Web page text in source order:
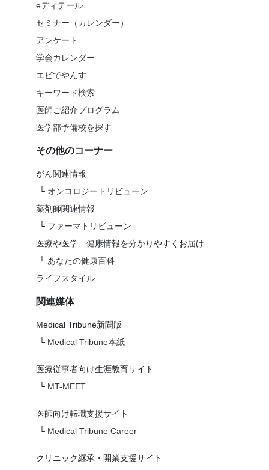
eディテール
セミナー（カレンダー）
アンケート
学会カレンダー
エビでやんす
キーワード検索
医師ご紹介プログラム
医学部予備校を探す
その他のコーナー
がん関連情報
└ オンコロジートリビューン
薬剤師関連情報
└ ファーマトリビューン
医療や医学、健康情報を分かりやすくお届け
└ あなたの健康百科
ライフスタイル
関連媒体
Medical Tribune新聞版
└ Medical Tribune本紙
医療従事者向け生涯教育サイト
└ MT-MEET
医師向け転職支援サイト
└ Medical Tribune Career
クリニック継承・開業支援サイト